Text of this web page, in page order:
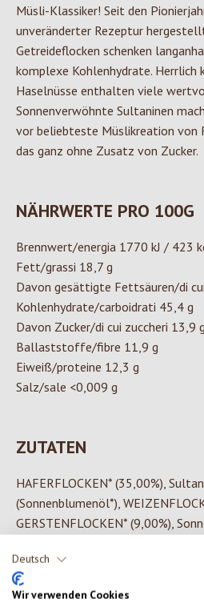
Deutsch
Wir verwenden Cookies
Müsli-Klassiker! Seit den
unveränderter Rezeptur
Getreideflocken schenken
komplexe Kohlenhydrate. Herrlich
Haselnüsse enthalten viele
Sonnenverwöhnte Sultaninen
vor beliebteste Müslikreation von
das ganz ohne Zusatz von Zucker.
NÄHRWERTE PRO 100G
Brennwert/energia 1770 kJ / 423
Fett/grassi 18,7 g
Davon gesättigte Fettsäuren/di
Kohlenhydrate/carboidrati 45,4 g
Davon Zucker/di cui zuccheri 13,9 g
Ballaststoffe/fibre 11,9 g
Eiweiß/proteine 12,3 g
Salz/sale <0,009 g
ZUTATEN
HAFERFLOCKEN* (35,00%),
(Sonnenblumenöl*),
GERSTENFLOCKEN* (9,00%),
geröstet, SESAM* geröstet
* = Zutaten aus ökol. Landbau